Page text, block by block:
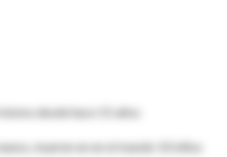
desde hace 15 años
mueren en en el mundo 10 niños